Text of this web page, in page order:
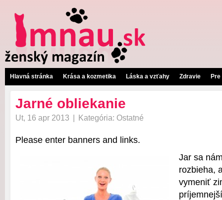
Hlavná stránka Krása a kozmetika Láska a vzťahy Zdravie
Jarné obliekanie
Ut, 16 apr 2013 Kategória: Ostatné
Please enter banners and links.
Jar sa
rozbieha,
vymeniť